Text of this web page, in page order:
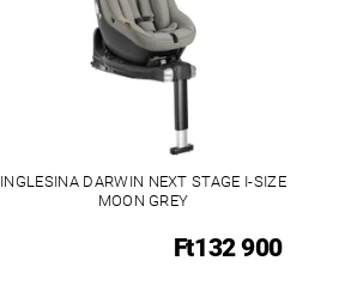
INGLESINA DARWIN NEXT STAGE I-SIZE
MOON GREY
Ft132 900